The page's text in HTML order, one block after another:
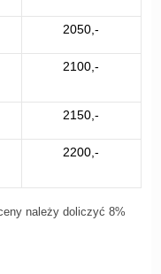
2050,-
2100,-
2150,-
2200,-
należy doliczyć 8%